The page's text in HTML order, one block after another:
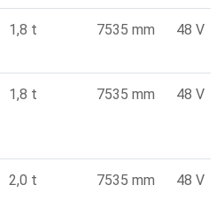
1,8 t 7535 mm 48 V
1,8 t 7535 mm 48 V
2,0 t 7535 mm 48 V